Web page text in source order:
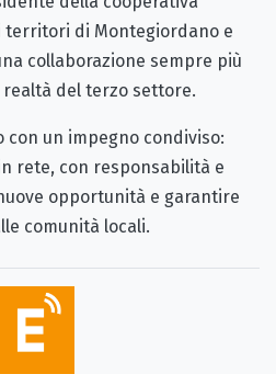
territori di Montegiordano e
collaborazione sempre più
del terzo settore.
con un impegno condiviso:
rete, con responsabilità e
opportunità e garantire
comunità locali.